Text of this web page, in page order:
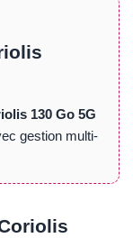
130 Go 5G
gestion multi-